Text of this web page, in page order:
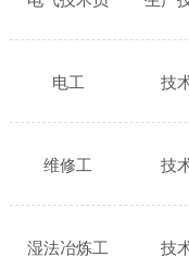
电工 技
维修工 技
湿法冶炼工 技